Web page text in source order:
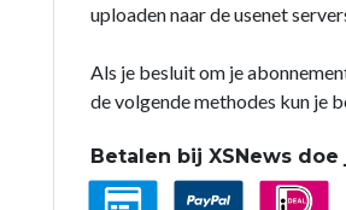
uploaden naar de usenet
Als je besluit om je
de volgende methodes kun je
Betalen bij XSNews